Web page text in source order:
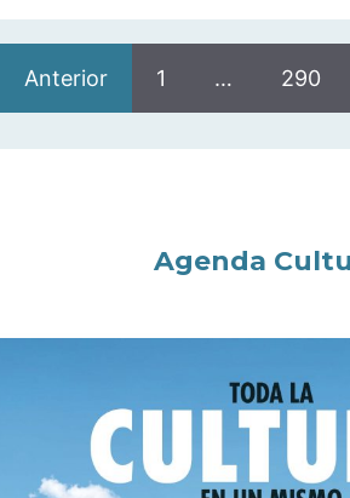
Anterior 1 … 290
Agenda